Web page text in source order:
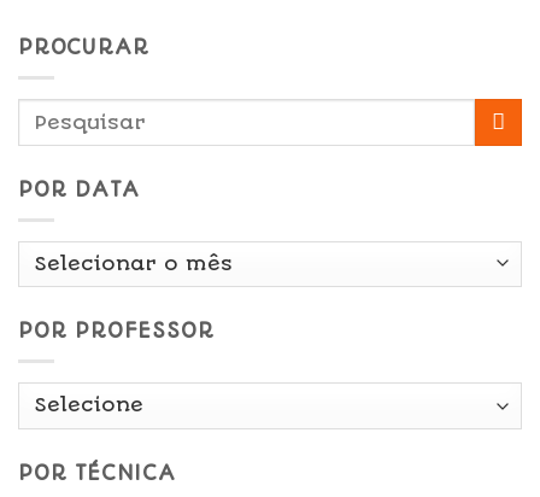
PROCURAR
POR DATA
Por
POR PROFESSOR
POR TÉCNICA